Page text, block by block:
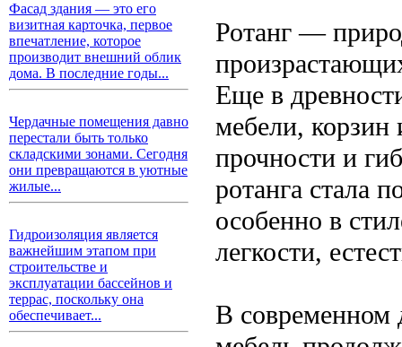
Фасад здания — это его
визитная карточка, первое
впечатление, которое
производит внешний облик
дома. В последние годы...
Чердачные помещения давно
перестали быть только
складскими зонами. Сегодня
они превращаются в уютные
жилые...
Гидроизоляция является
важнейшим этапом при
строительстве и
эксплуатации бассейнов и
террас, поскольку она
обеспечивает...
Ротанг —
Еще в
мебели, корзин
прочности и
ротанга стала
особенно в
легкости,
В современном